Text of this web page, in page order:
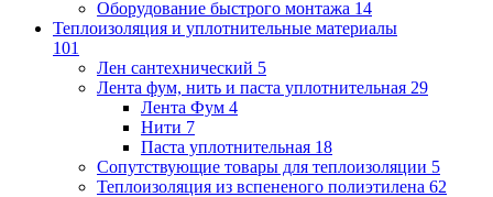
Оборудование быстрого монтажа 14
Теплоизоляция и уплотнительные материалы
101
Лен сантехнический 5
Лента фум, нить и паста уплотнительная 29
Лента Фум 4
Нити 7
Паста уплотнительная 18
Сопутствующие товары для теплоизоляции 5
Теплоизоляция из вспененого полиэтилена 62